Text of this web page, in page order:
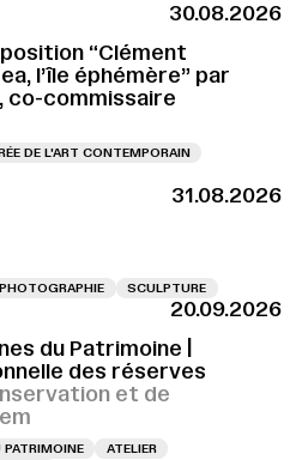
30.08.2026
“Clément
l’île éphémère” par
co-commissaire
DE L'ART CONTEMPORAIN
31.08.2026
PHOTOGRAPHIE SCULPTURE
20.09.2026
du Patrimoine |
des réserves
et de
PATRIMOINE
ATELIER